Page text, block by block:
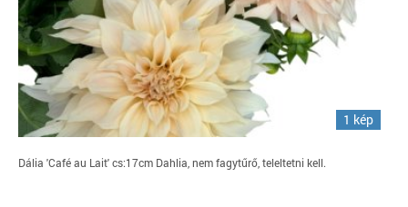
1 kép
Dália 'Café au Lait' cs:17cm Dahlia, nem fagytűrő, teleltetni kell.